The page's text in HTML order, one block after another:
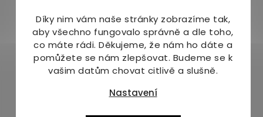
Díky nim vám naše stránky zobrazíme tak,
aby všechno fungovalo správně a dle toho,
co máte rádi. Děkujeme, že nám ho dáte a
pomůžete se nám zlepšovat. Budeme se k
vašim datům chovat citlivě a slušně.
Nastavení
Skladování:V suchu, chráněno před světlem,
při teplotě do 25 °C.
Hmotnost:30 g (20 × 1,5 g)